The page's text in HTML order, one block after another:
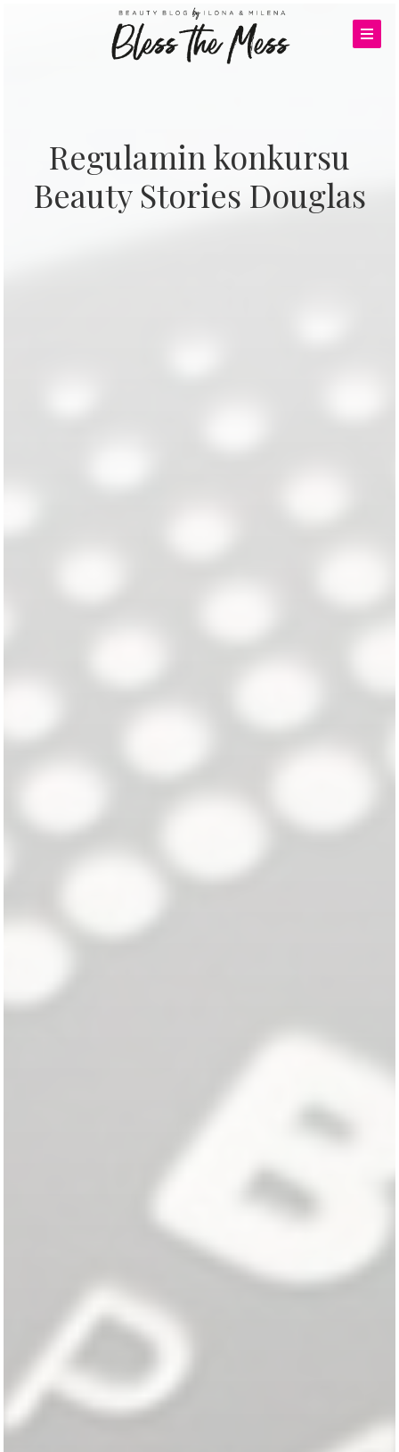
Regulamin konkursu
Beauty Stories Douglas